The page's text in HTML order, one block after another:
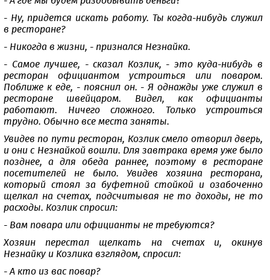
- Ну, придется искать работу. Ты когда-нибудь служил
в ресторане?
- Никогда в жизни, - признался Незнайка.
- Самое лучшее, - сказал Козлик, - это куда-нибудь в
ресторан официантом устроиться или поваром.
Поближе к еде, - пояснил он. - Я однажды уже служил в
ресторане швейцаром. Видел, как официанты
работают. Ничего сложного. Только устроиться
трудно. Обычно все места заняты.
Увидев по пути ресторан, Козлик смело отворил дверь,
и они с Незнайкой вошли. Для завтрака время уже было
позднее, а для обеда раннее, поэтому в ресторане
посетителей не было. Увидев хозяина ресторана,
который стоял за буфетной стойкой и озабоченно
щелкал на счетах, подсчитывая не то доходы, не то
расходы. Козлик спросил:
- Вам повара или официанты не требуются?
Хозяин перестал щелкать на счетах и, окинув
Незнайку и Козлика взглядом, спросил:
- А кто из вас повар?